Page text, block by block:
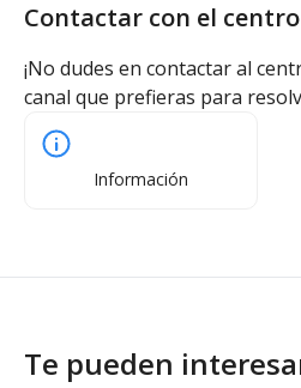
Contactar con el centro
¡No dudes en contactar al
canal que prefieras para
Información
Te pueden